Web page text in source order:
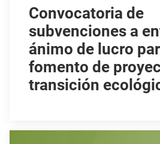
Convocatoria de
subvenciones a
ánimo de lucro
fomento de
transición